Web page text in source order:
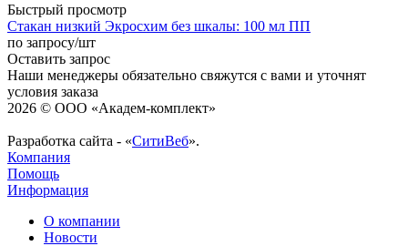
Быстрый просмотр
Стакан низкий Экросхим без шкалы: 100 мл ПП
по запросу/шт
Оставить запрос
Наши менеджеры обязательно свяжутся с вами и уточнят
условия заказа
2026 © ООО «Академ-комплект»
Разработка сайта - «СитиВеб».
Компания
Помощь
Информация
О компании
Новости